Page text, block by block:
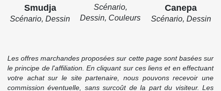
Smudja
Scénario, Dessin
Scénario,
Dessin, Couleurs
Canepa
Scénario, Dessin
Les offres marchandes proposées sur cette page sont basées sur
le principe de l'affiliation. En cliquant sur ces liens et en effectuant
votre achat sur le site partenaire, nous pouvons recevoir une
commission éventuelle, sans surcoût de la part du visiteur. Les